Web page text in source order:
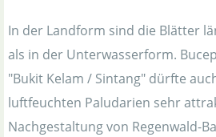
In der Landform sind die Blätter
als in der Unterwasserform.
"Bukit Kelam / Sintang" dürfte
luftfeuchten Paludarien sehr
Nachgestaltung von Regenwald-